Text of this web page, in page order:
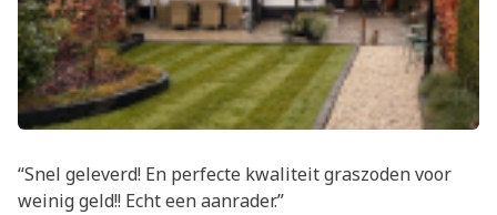
“Snel geleverd! En perfecte kwaliteit graszoden voor
weinig geld!! Echt een aanrader.”